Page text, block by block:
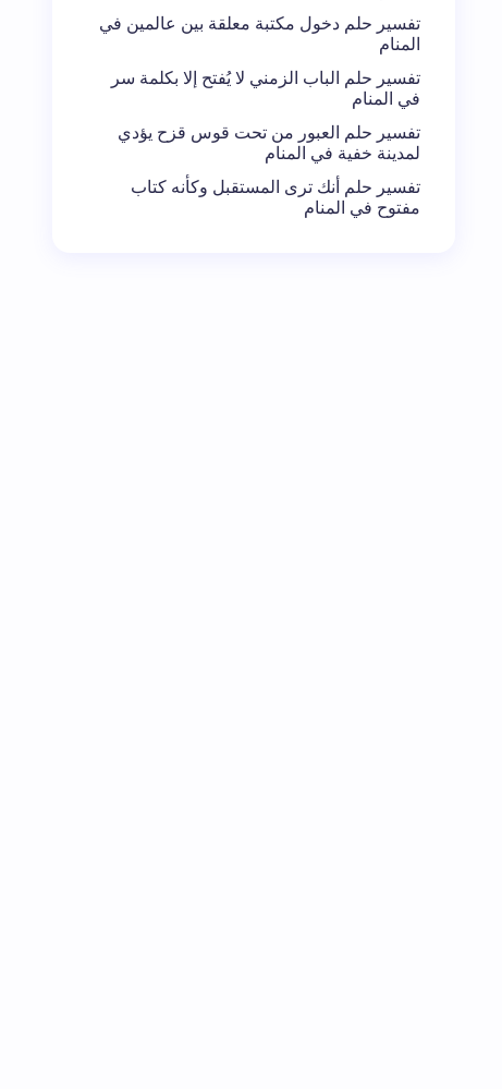
تفسير حلم دخول مكتبة معلقة بين عالمين في
المنام
تفسير حلم الباب الزمني لا يُفتح إلا بكلمة سر
في المنام
تفسير حلم العبور من تحت قوس قزح يؤدي
لمدينة خفية في المنام
تفسير حلم أنك ترى المستقبل وكأنه كتاب
مفتوح في المنام